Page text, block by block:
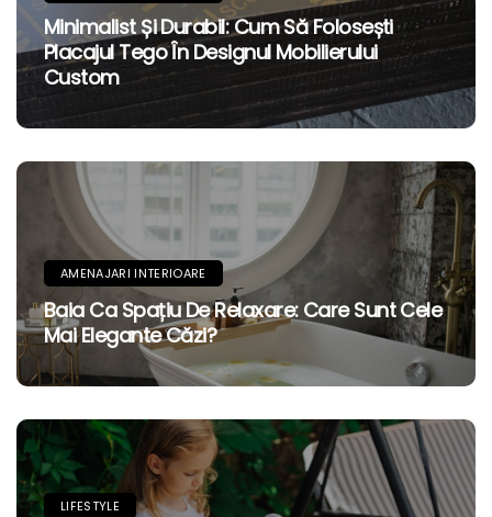
Minimalist Și Durabil: Cum Să Folosești
Placajul Tego În Designul Mobilierului
Custom
AMENAJARI INTERIOARE
Baia Ca Spațiu De Relaxare: Care Sunt Cele
Mai Elegante Căzi?
LIFESTYLE